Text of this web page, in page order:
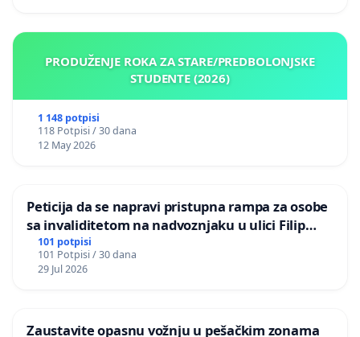
PRODUŽENJE ROKA ZA STARE/PREDBOLONJSKE
STUDENTE (2026)
1 148 potpisi
118 Potpisi / 30 dana
12 May 2026
Peticija da se napravi pristupna rampa za osobe
sa invaliditetom na nadvoznjaku u ulici Filip
Kljajic u Kragujevcu
101 potpisi
101 Potpisi / 30 dana
29 Jul 2026
Zaustavite opasnu vožnju u pešačkim zonama